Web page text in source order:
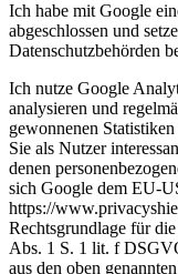
Ich habe mit Google
abgeschlossen und
Datenschutzbehörden
Ich nutze Google
analysieren und
gewonnenen
Sie als Nutzer
denen
sich Google dem EU-
https://
Rechtsgrundlage für
Abs. 1 S. 1 lit. f
aus den oben